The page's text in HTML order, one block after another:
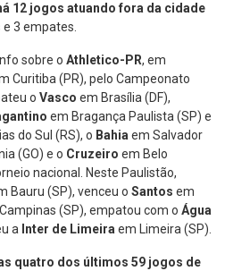
12 jogos atuando fora da cidade
3 empates.
sobre o Athletico-PR, em
Curitiba (PR), pelo Campeonato
o Vasco em Brasília (DF),
em Bragança Paulista (SP) e
do Sul (RS), o Bahia em Salvador
(GO) e o Cruzeiro em Belo
nacional. Neste Paulistão,
Bauru (SP), venceu o Santos em
(SP), empatou com o Água
a Inter de Limeira em Limeira (SP).
quatro dos últimos 59 jogos de